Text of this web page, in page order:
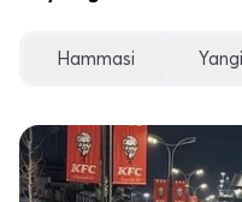
Hammasi Yangi